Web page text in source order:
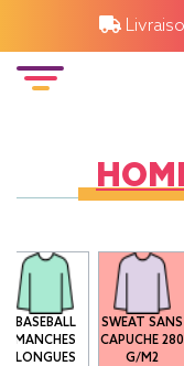
BASEBALL
MANCHES
LONGUES
SWEAT SANS
CAPUCHE 280
G/M2